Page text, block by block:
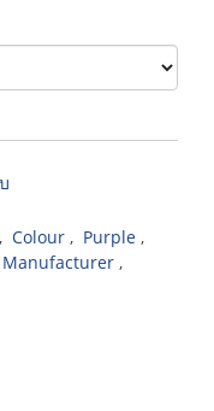
, Colour , Purple ,
Manufacturer ,